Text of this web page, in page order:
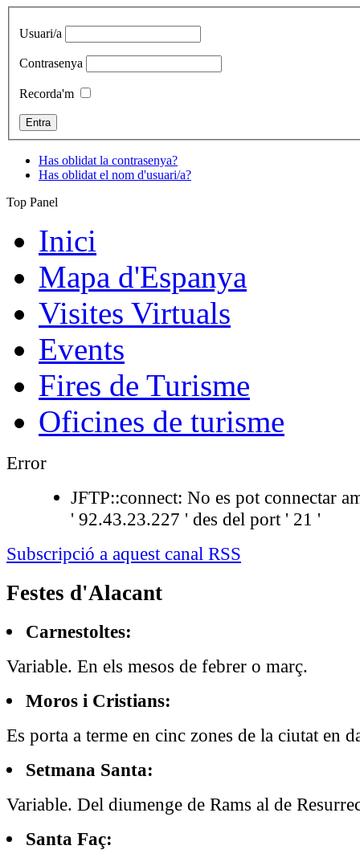
Usuari/a
Contrasenya
Recorda'm
Has oblidat la contrasenya?
Has oblidat el nom d'usuari/a?
Top Panel
Inici
Mapa d'Espanya
Visites Virtuals
Events
Fires de Turisme
Oficines de turisme
Error
JFTP::connect: No es pot connectar
' 92.43.23.227 ' des del port ' 21 '
Subscripció a aquest canal RSS
Festes d'Alacant
Carnestoltes:
Variable. En els mesos de febrer o març.
Moros i Cristians:
Es porta a terme en cinc zones de la ciutat en
Setmana Santa:
Variable. Del diumenge de Rams al de
Santa Faç: